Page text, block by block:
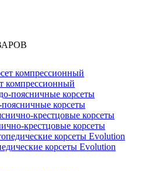
компрессионный
поясничные корсеты
крестцовые корсеты
корсеты Evolution